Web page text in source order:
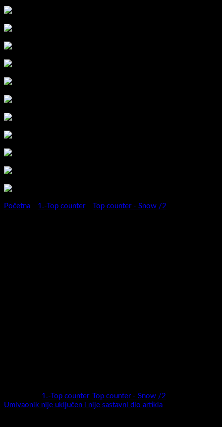
Početna 1.-Top counter Top counter - Snow /2
1.-Top counter, Top counter - Snow /2
Umivaonik nije uključen i nije sastavni dio artikla